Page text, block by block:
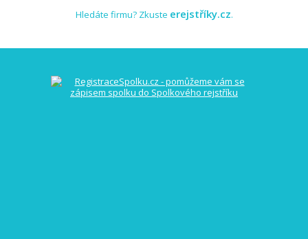
Hledáte firmu? Zkuste erejstříky.cz.